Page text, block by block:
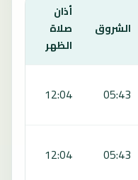
الشروق
أذان
صلاة
الظهر
05:43
12:04
05:43
12:04